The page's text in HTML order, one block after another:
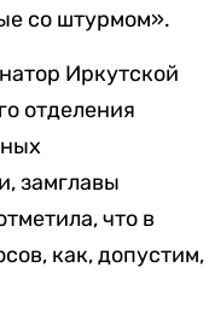
со штурмом».
Иркутской
отделения
замглавы
что в
как, допустим,